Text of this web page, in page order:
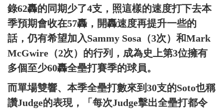
錄62轟的同期少了4支，照這樣的速度打下去本
季預期會收在57轟，開轟速度再提升一些的
話，仍有希望加入Sammy Sosa（3次）和Mark
McGwire（2次）的行列，成為史上第3位擁有
多個至少60轟全壘打賽季的球員。
而單場雙響、本季全壘打數來到30支的Soto也稱
讚Judge的表現，「每次Judge擊出全壘打都令